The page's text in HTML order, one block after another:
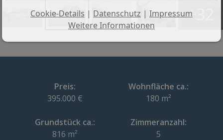
+32
Preis:
395.000 €
Wohnfläche ca.:
180 m²
Grundstück ca.:
816 m²
Zimmeranzahl:
5
Cookie-Details | Datenschutz | Impressum
Weitere Informationen